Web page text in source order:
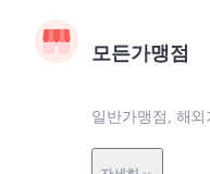
모든가맹점
일반가맹점, 해외